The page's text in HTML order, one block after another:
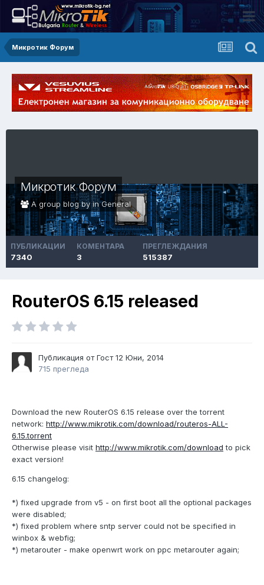
Микротик Форум
Микротик Форум
A group blog by inGeneral
ПУБЛИКАЦИИ
7340
КОМЕНТАРА
3
ПРЕГЛЕЖДАНИЯ
515387
RouterOS 6.15 released
Публикация от Гост12 Юни, 2014
715 прегледа
Download the new RouterOS 6.15 release over the torrent
network: http://www.mikrotik.com/download/routeros-ALL-
6.15.torrent
Otherwise please visit http://www.mikrotik.com/download to pick
exact version!
6.15 changelog:
*) fixed upgrade from v5 - on first boot all the optional packages
were disabled;
*) fixed problem where sntp server could not be specified in
winbox & webfig;
*) metarouter - make openwrt work on ppc metarouter again;